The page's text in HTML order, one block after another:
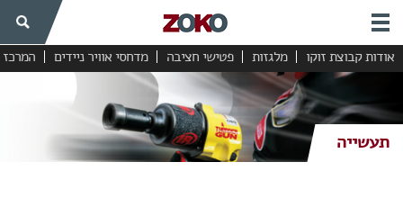
אודות קבוצת זוקו מלגזות פטישי חציבה מדחסי אוויר ניידים המרכז
תשתיות
תעשייה
תעשייה